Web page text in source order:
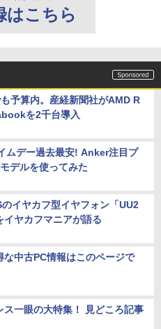
はこちら
予算内。産経新聞社がAMD R
を2千台導入
ムデー過去最安! Anker注目プ
デルを使ってみた
イヤカフ型イヤフォン「UU2
イヤカフマニアが語る
な中古PC情報はこのページで
ス一眼の大特集！ 見どころ記事